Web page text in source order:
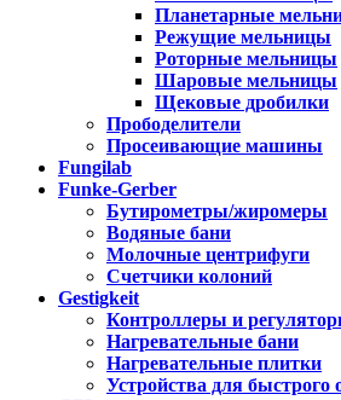
Планетарные
Режущие мельницы
Роторные мельницы
Шаровые мельницы
Щековые дробилки
Прободелители
Просеивающие машины
Fungilab
Funke-Gerber
Бутирометры/жиромеры
Водяные бани
Молочные центрифуги
Счетчики колоний
Gestigkeit
Контроллеры и
Нагревательные бани
Нагревательные плитки
Устройства для быстрого